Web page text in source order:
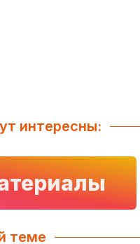
интересны:
теме